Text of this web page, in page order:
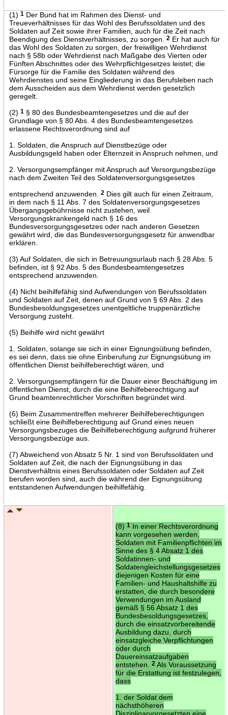
(1) 1Der Bund hat im Rahmen des Dienst- und
Treueverhältnisses für das Wohl des Berufssoldaten und des
Soldaten auf Zeit sowie ihrer Familien, auch für die Zeit nach
Beendigung des Dienstverhältnisses, zu sorgen.
2Er hat auch für
das Wohl des Soldaten zu sorgen, der freiwilligen Wehrdienst
nach § 58b oder Wehrdienst nach Maßgabe des Vierten oder
Fünften Abschnittes oder des Wehrpflichtgesetzes leistet; die
Fürsorge für die Familie des Soldaten während des
Wehrdienstes und seine Eingliederung in das Berufsleben nach
dem Ausscheiden aus dem Wehrdienst werden gesetzlich
geregelt.
(2) 1§ 80 des Bundesbeamtengesetzes und die auf der
Grundlage von § 80 Abs. 4 des Bundesbeamtengesetzes
erlassene Rechtsverordnung sind auf
1. Soldaten, die Anspruch auf Dienstbezüge oder
Ausbildungsgeld haben oder Elternzeit in Anspruch nehmen, und
2. Versorgungsempfänger mit Anspruch auf Versorgungsbezüge
nach dem Zweiten Teil des Soldatenversorgungsgesetzes
entsprechend anzuwenden.
2Dies gilt auch für einen Zeitraum,
in dem nach § 11 Abs. 7 des Soldatenversorgungsgesetzes
Übergangsgebührnisse nicht zustehen, weil
Versorgungskrankengeld nach § 16 des
Bundesversorgungsgesetzes oder nach anderen Gesetzen
gewährt wird, die das Bundesversorgungsgesetz für anwendbar
erklären.
(3) Auf Soldaten, die sich in Betreuungsurlaub nach § 28 Abs. 5
befinden, ist § 92 Abs. 5 des Bundesbeamtengesetzes
entsprechend anzuwenden.
(4) Nicht beihilfefähig sind Aufwendungen von Berufssoldaten
und Soldaten auf Zeit, denen auf Grund von § 69 Abs. 2 des
Bundesbesoldungsgesetzes unentgeltliche truppenärztliche
Versorgung zusteht.
(5) Beihilfe wird nicht gewährt
1. Soldaten, solange sie sich in einer Eignungsübung befinden,
es sei denn, dass sie ohne Einberufung zur Eignungsübung im
öffentlichen Dienst beihilfeberechtigt wären, und
2. Versorgungsempfängern für die Dauer einer Beschäftigung im
öffentlichen Dienst, durch die eine Beihilfeberechtigung auf
Grund beamtenrechtlicher Vorschriften begründet wird.
(6) Beim Zusammentreffen mehrerer Beihilfeberechtigungen
schließt eine Beihilfeberechtigung auf Grund eines neuen
Versorgungsbezuges die Beihilfeberechtigung aufgrund früherer
Versorgungsbezüge aus.
(7) Abweichend von Absatz 5 Nr. 1 sind von Berufssoldaten und
Soldaten auf Zeit, die nach der Eignungsübung in das
Dienstverhältnis eines Berufssoldaten oder Soldaten auf Zeit
berufen worden sind, auch die während der Eignungsübung
entstandenen Aufwendungen beihilfefähig.
(8) 1In einer Rechtsverordnung
kann vorgesehen werden,
Soldaten mit Familienpflichten im
Sinne des § 4 Absatz 1 des
Soldatinnen- und
Soldatengleichstellungsgesetzes
diejenigen Kosten für eine
Familien- und Haushaltshilfe zu
erstatten, die durch besondere
Verwendungen im Ausland
gemäß § 56 Absatz 1 des
Bundesbesoldungsgesetzes,
durch die einsatzvorbereitende
Ausbildung dazu, durch
einsatzgleiche Verpflichtungen
oder durch
Dauereinsatzaufgaben
entstehen.
2Als Voraussetzung
für die Erstattung ist festzulegen,
dass
1. der Soldat dem
nächsthöheren
Disziplinarvorgesetzten eine